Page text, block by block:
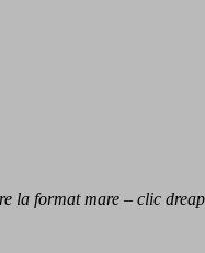
la format mare – clic